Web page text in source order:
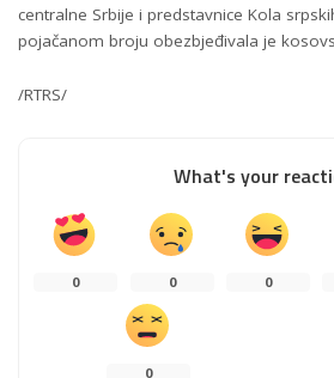
centralne Srbije i predstavnice Kola
pojačanom broju obezbjeđivala je
/RTRS/
What's your
0 0 0
0